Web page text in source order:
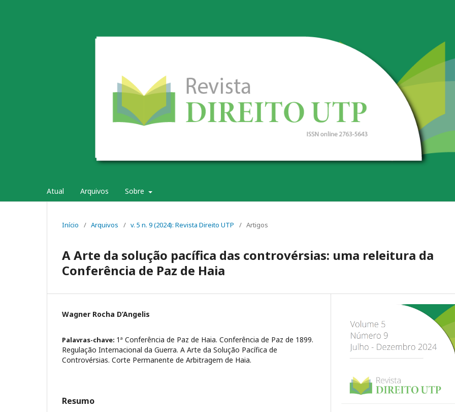
Atual Arquivos Sobre
Início / Arquivos / v. 5 n. 9 (2024): Revista Direito UTP / Artigos
A Arte da solução pacífica das controvérsias: uma releitura da
Conferência de Paz de Haia
Wagner Rocha D’Angelis
Palavras-chave: 1ª Conferência de Paz de Haia. Conferência de Paz de 1899.
Regulação Internacional da Guerra. A Arte da Solução Pacífica de
Controvérsias. Corte Permanente de Arbitragem de Haia.
Resumo